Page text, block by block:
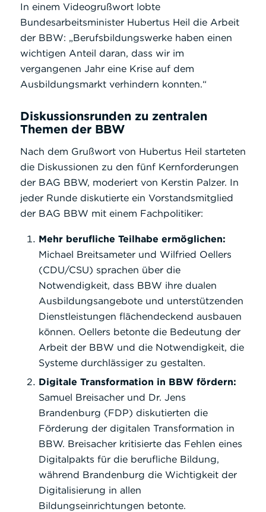
In einem Videogrußwort lobte
Bundesarbeitsminister Hubertus Heil die Arbeit
der BBW: „Berufsbildungswerke haben einen
wichtigen Anteil daran, dass wir im
vergangenen Jahr eine Krise auf dem
Ausbildungsmarkt verhindern konnten.“
Diskussionsrunden zu zentralen
Themen der BBW
Nach dem Grußwort von Hubertus Heil starteten
die Diskussionen zu den fünf Kernforderungen
der BAG BBW, moderiert von Kerstin Palzer. In
jeder Runde diskutierte ein Vorstandsmitglied
der BAG BBW mit einem Fachpolitiker:
Mehr berufliche Teilhabe ermöglichen:
Michael Breitsameter und Wilfried Oellers
(CDU/CSU) sprachen über die
Notwendigkeit, dass BBW ihre dualen
Ausbildungsangebote und unterstützenden
Dienstleistungen flächendeckend ausbauen
können. Oellers betonte die Bedeutung der
Arbeit der BBW und die Notwendigkeit, die
Systeme durchlässiger zu gestalten.
Digitale Transformation in BBW fördern:
Samuel Breisacher und Dr. Jens
Brandenburg (FDP) diskutierten die
Förderung der digitalen Transformation in
BBW. Breisacher kritisierte das Fehlen eines
Digitalpakts für die berufliche Bildung,
während Brandenburg die Wichtigkeit der
Digitalisierung in allen
Bildungseinrichtungen betonte.